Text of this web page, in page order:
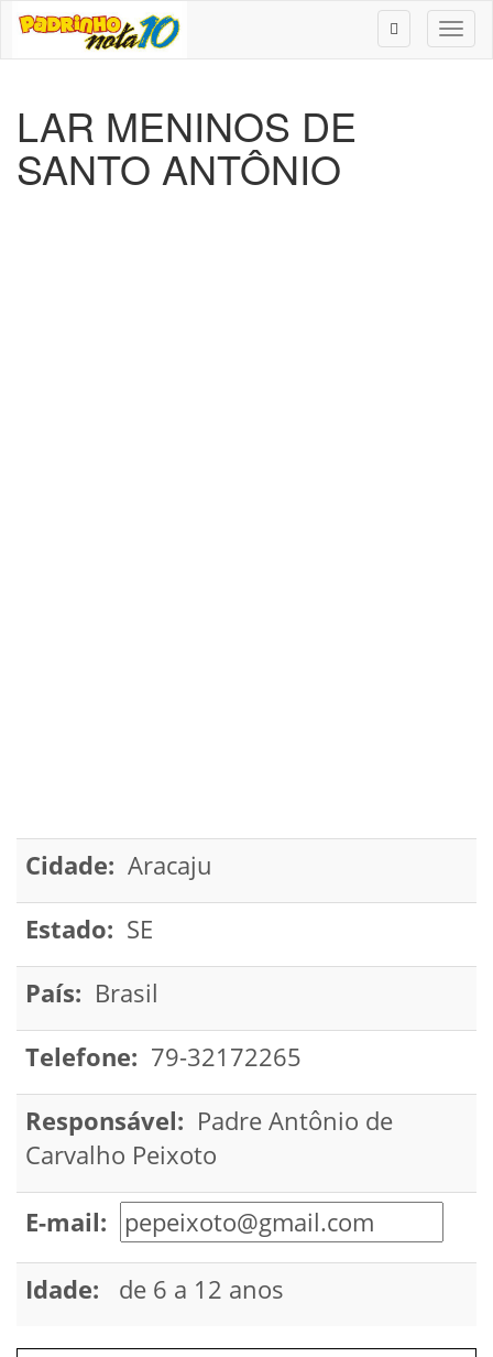
LAR MENINOS DE
SANTO ANTÔNIO
Cidade: Aracaju
Estado: SE
País: Brasil
Telefone: 79-32172265
Responsável: Padre Antônio de
Carvalho Peixoto
E-mail:
Idade: de 6 a 12 anos